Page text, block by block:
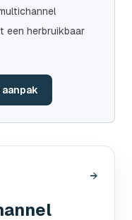
een herbruikbaar
→